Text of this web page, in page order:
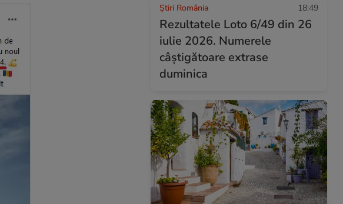
Știri România 18:49
Rezultatele Loto 6/49 din 26
iulie 2026. Numerele
câștigătoare extrase
duminica